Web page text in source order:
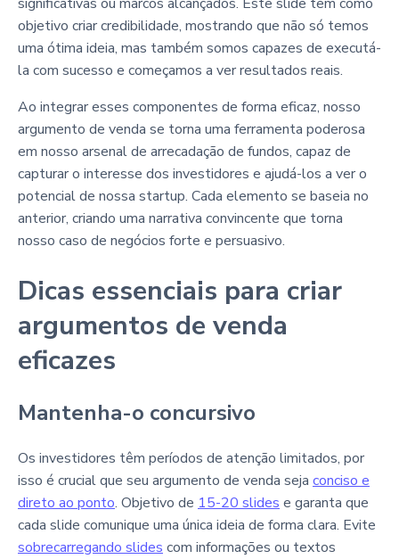
objetivo criar credibilidade, mostrando que não só temos
uma ótima ideia, mas também somos capazes de executá-
la com sucesso e começamos a ver resultados reais.
Ao integrar esses componentes de forma eficaz, nosso
argumento de venda se torna uma ferramenta poderosa
em nosso arsenal de arrecadação de fundos, capaz de
capturar o interesse dos investidores e ajudá-los a ver o
potencial de nossa startup. Cada elemento se baseia no
anterior, criando uma narrativa convincente que torna
nosso caso de negócios forte e persuasivo.
Dicas essenciais para criar
argumentos de venda
eficazes
Mantenha-o concursivo
Os investidores têm períodos de atenção limitados, por
isso é crucial que seu argumento de venda seja conciso e
direto ao ponto. Objetivo de 15-20 slides e garanta que
cada slide comunique uma única ideia de forma clara. Evite
sobrecarregando slides com informações ou textos